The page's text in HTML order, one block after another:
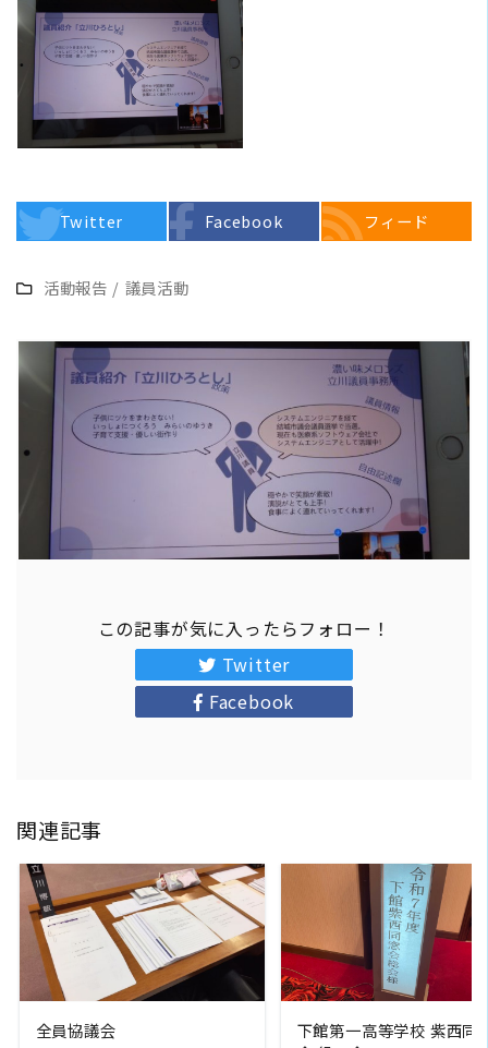
Twitter Facebook フィード
活動報告 / 議員活動
この記事が気に入ったらフォロー！
Twitter
Facebook
関連記事
READ MORE
全員協議会
READ MORE
下館第一高等学校 紫西同